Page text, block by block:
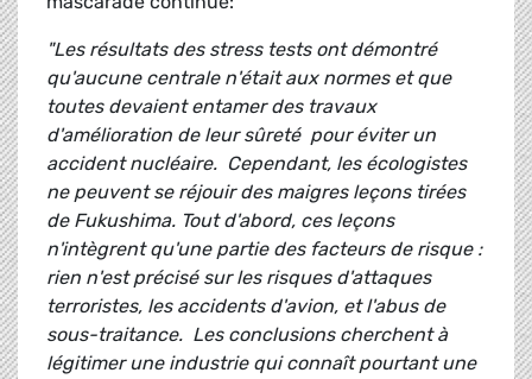
"Les résultats des stress tests ont démontré
qu'aucune centrale n'était aux normes et que
toutes devaient entamer des travaux
d'amélioration de leur sûreté pour éviter un
accident nucléaire. Cependant, les écologistes
ne peuvent se réjouir des maigres leçons tirées
de Fukushima. Tout d'abord, ces leçons
n'intègrent qu'une partie des facteurs de risque :
rien n'est précisé sur les risques d'attaques
terroristes, les accidents d'avion, et l'abus de
sous-traitance. Les conclusions cherchent à
légitimer une industrie qui connaît pourtant une